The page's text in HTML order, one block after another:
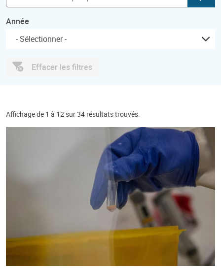
Année
Effacer les filtres
Affichage de 1 à 12 sur 34 résultats trouvés.